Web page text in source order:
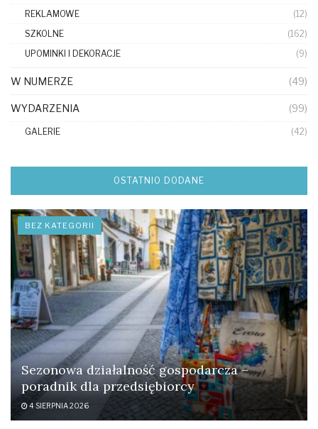
REKLAMOWE
(12)
SZKOLNE
(162)
UPOMINKI I DEKORACJE
(9)
W NUMERZE (49)
WYDARZENIA (99)
GALERIE (42)
OSTATNIO DODANE
BEZ KATEGORII
Sezonowa działalność gospodarcza –
poradnik dla przedsiębiorcy
4 SIERPNIA 2026